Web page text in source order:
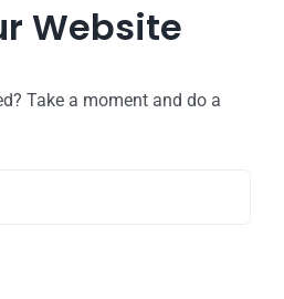
Website
Take a moment and do a